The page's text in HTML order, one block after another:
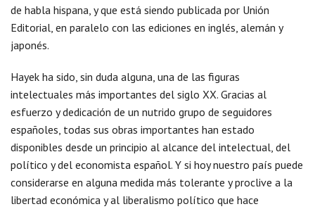
de habla hispana, y que está siendo publicada por Unión
Editorial, en paralelo con las ediciones en inglés, alemán y
japonés.
Hayek ha sido, sin duda alguna, una de las figuras
intelectuales más importantes del siglo XX. Gracias al
esfuerzo y dedicación de un nutrido grupo de seguidores
españoles, todas sus obras importantes han estado
disponibles desde un principio al alcance del intelectual, del
político y del economista español. Y si hoy nuestro país puede
considerarse en alguna medida más tolerante y proclive a la
libertad económica y al liberalismo político que hace